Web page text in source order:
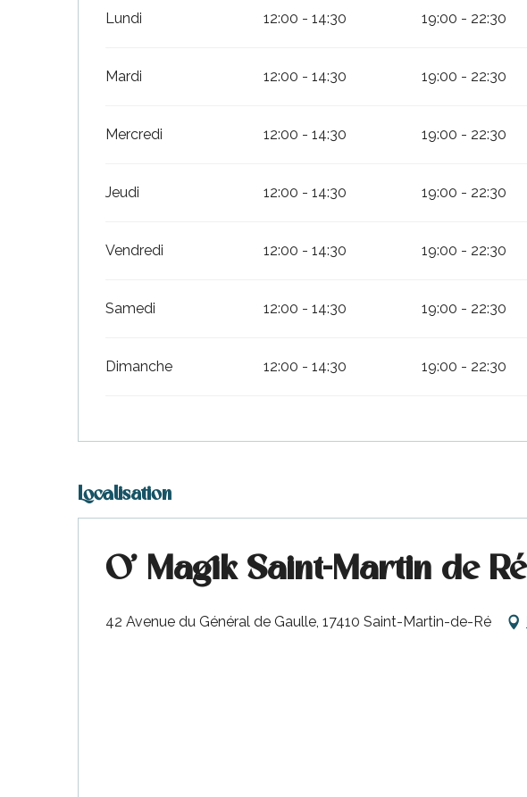
Lundi 12:00 - 14:30 19:00 - 22:30
Mardi 12:00 - 14:30 19:00 - 22:30
Mercredi 12:00 - 14:30 19:00 - 22:30
Jeudi 12:00 - 14:30 19:00 - 22:30
Vendredi 12:00 - 14:30 19:00 - 22:30
Samedi 12:00 - 14:30 19:00 - 22:30
Dimanche 12:00 - 14:30 19:00 - 22:30
Localisation
O' Magik Saint-Martin de Ré
42 Avenue du Général de Gaulle, 17410 Saint-Martin-de-Ré